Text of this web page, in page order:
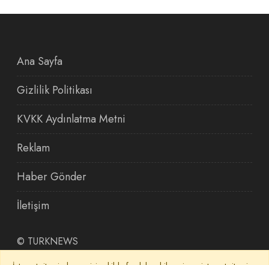
Ana Sayfa
Gizlilik Politikası
KVKK Aydınlatma Metni
Reklam
Haber Gönder
İletişim
© TURKNEWS